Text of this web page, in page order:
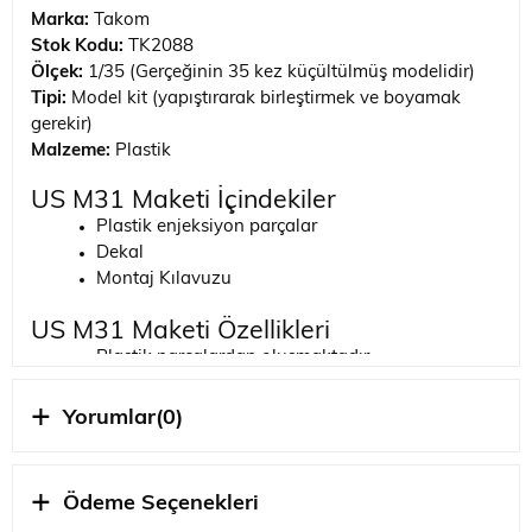
Marka: Takom
Stok Kodu: TK2088
Ölçek: 1/35 (Gerçeğinin 35 kez küçültülmüş modelidir)
Tipi: Model kit (yapıştırarak birleştirmek ve boyamak
gerekir)
Malzeme: Plastik
US M31 Maketi İçindekiler
Plastik enjeksiyon parçalar
Dekal
Montaj Kılavuzu
US M31 Maketi Özellikleri
Plastik parçalardan oluşmaktadır.
kullanınız.
malzemesi (Putty) ile doldurun ve
Yorumlar(0)
Ödeme Seçenekleri